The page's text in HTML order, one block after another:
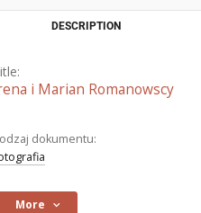
DESCRIPTION
i Marian Romanowscy
dokumentu:
More